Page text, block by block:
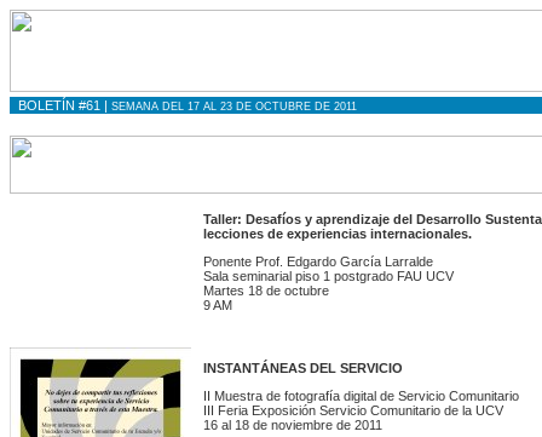
BOLETÍN #61 | SEMANA DEL 17 AL 23 DE OCTUBRE DE 2011
Taller: Desafíos y aprendizaje del Desarrollo
lecciones de experiencias internacionales.
Ponente Prof. Edgardo García Larralde
Sala seminarial piso 1 postgrado FAU UCV
Martes 18 de octubre
9 AM
INSTANTÁNEAS DEL SERVICIO
II Muestra de fotografía digital de Servicio Comunitario
III Feria Exposición Servicio Comunitario de la UCV
16 al 18 de noviembre de 2011